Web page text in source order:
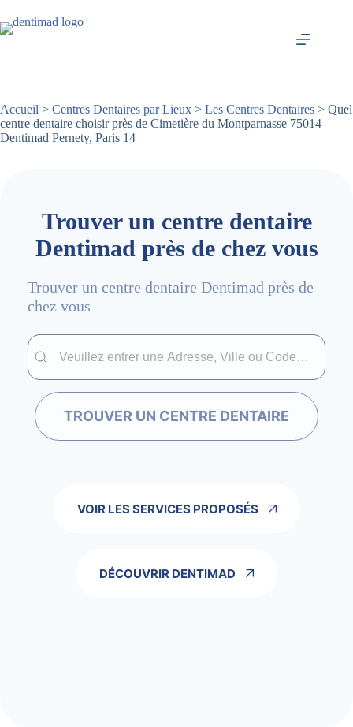
au
contenu
Accueil > Centres Dentaires par Lieux > Les Centres Dentaires > Quel
centre dentaire choisir près de Cimetière du Montparnasse 75014 –
Dentimad Pernety, Paris 14
Trouver un centre dentaire
Dentimad près de chez vous
Trouver un centre dentaire Dentimad près de
chez vous
Trouver un centre dentaire Dentimad près de
Trouver un centre dentaire Dentimad près de chez vous
TROUVER UN CENTRE DENTAIRE
VOIR LES SERVICES PROPOSÉS
DÉCOUVRIR DENTIMAD